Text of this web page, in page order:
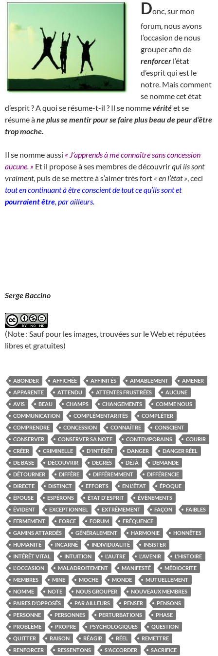
Donc, sur mon
forum, nous avons
l’occasion de nous
grouper afin de
renforcer l’état
d’esprit qui est le
notre. Mais comment
se nomme cet état
d’esprit ? A quoi se résume-t-il ? Il se nommevéritéet se
résume àne plus se mentir pour se faire plus beau de peur d’être
trop moche.
Il se nomme aussi « J’apprends à me connaître sans concession
aucune. » Et il propose à ses membres de découvrirqui ils sont
vraiment, puis de se mettre à s’aimer très fort « en l’état » , ceci
tout en continuant à être conscient de tout ce qu’ils sont et
pourraient être , par ailleurs.
Serge Baccino
(Note : Sauf pour les images, trouvées sur le Web et réputées
libres et gratuites)
ABONDER AFFICHÉE AFFINITÉS AIMABLEMENT
AMENER
APPARENTE
ATTENDU ATTENTES FRUSTRÉES
AUCUNE
AVIS
BEAU CHAMPS CHANGEMENTS
COMME NOUS
COMMUNICATION
COMPLÉMENTARITÉS
COMPLÉTER
COMPRENDRE
CONCESSION CONNAÎTRE
CONSCIENT
CONSERVER
CONSERVER SA NOTE CONTEMPORAINS
COURIR
CRÉER
CRIMINELLE D'INTÉRÊT DANGER
DANGER RÉEL
DE BASE
DÉCOUVRIR DEGRÉS DÉJÀ
DEMANDE
DÉTOURNER
DIFFÈRE DIFFÉREMMENT
DIFFÉRENCIE
DIRECTE
DISTINCT EFFORTS EN L'ÉTAT
ÉPOQUE
ÉPOUSE
ESPÉRONS ÉTAT D'ESPRIT
ÉVÈNEMENTS
ÉVIDENT
EXCEPTIONNEL EXTRÊMEMENT FAÇON
FAIBLES
FERMEMENT
FORCE FORUM
FRÉQUENCE
GAMINS ATTARDÉS
GÉNÉRALEMENT HARMONIE
HONNÊTES
HUMANITÉ
INCARNÉ INDIVIDUALITÉ
INSISTER
INTÉRÊT VITAL
INTUITION L'AUTRE L'AVENIR
L'HISTOIRE
L'OCCASION
MALADROITEMENT MANIFESTÉ
MÉDIOCRITE
MEMBRES
MINE MOCHE MONDE
MUTUELLEMENT
NOMME
NOTE NOUS GROUPER
NOUVEAUX MEMBRES
PAIRES D’OPPOSÉS
PAR AILLEURS PENSER
PENSONS
PERSONNE
PERSONNES PERTURBATIONS
PHASE
PROBLÈME
PROPRE PSYCHOLOGIQUES
QUESTION
QUITTER
RAISON RÉAGIR RÉEL
REMETTRE
RENFORCER
RESSENTONS S'ACCORDER SACRIFICE